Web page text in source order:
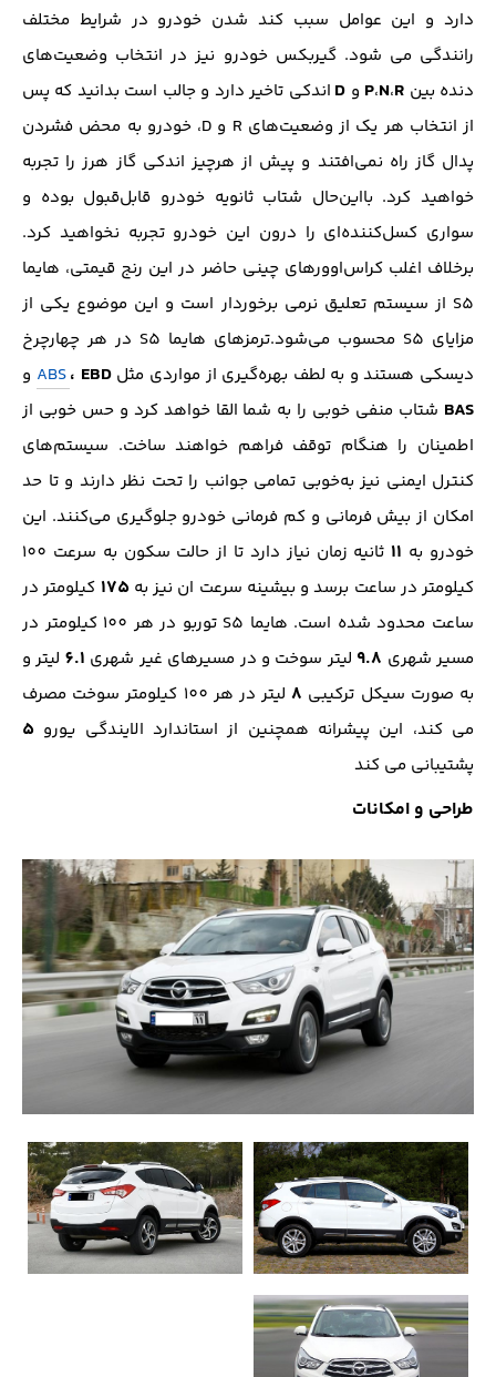
دارد و این عوامل سبب کند شدن خودرو در شرایط مختلف
رانندگی می شود. گیربکس خودرو نیز در انتخاب وضعیت‌های
دنده بین
P،N،R و D اندکی تاخیر دارد و جالب است بدانید که پس
از انتخاب هر یک از وضعیت‌های R و D، خودرو به محض فشردن
پدال گاز راه نمی‌افتند و پیش از هرچیز اندکی گاز هرز را تجربه
خواهید کرد. بااین‌حال شتاب ثانویه خودرو قابل‌قبول بوده و
سواری کسل‌کننده‌ای را درون این خودرو تجربه نخواهید کرد.
برخلاف اغلب کراس‌اوورهای چینی حاضر در این رنج قیمتی، هایما
S5 از سیستم تعلیق نرمی برخوردار است و این موضوع یکی از
مزایای S5 محسوب می‌شود.ترمزهای هایما S5 در هر چهارچرخ
دیسکی هستند و به لطف بهره‌گیری از مواردی مثل
ABS، EBD و
BAS شتاب منفی خوبی را به شما القا خواهد کرد و حس خوبی از
اطمینان را هنگام توقف فراهم خواهند ساخت. سیستم‌های
کنترل ایمنی نیز به‌خوبی تمامی جوانب را تحت نظر دارند و تا حد
امکان از بیش فرمانی و کم فرمانی خودرو جلوگیری می‌کنند. این
خودرو به 11
ثانیه زمان نیاز دارد تا از حالت سکون به سرعت 100
کیلومتر در ساعت برسد و بیشینه سرعت ان نیز به175 کیلومتر در
ساعت محدود شده است. هایما S5 توربو در هر 100 کیلومتر در
مسیر شهری 9.8 لیتر سوخت و در مسیرهای غیر شهری 6.1 لیتر و
به صورت سیکل ترکیبی 8
لیتر در هر 100 کیلومتر سوخت مصرف
می کند، این پیشرانه همچنین از استاندارد الایندگی یورو 5
پشتیبانی می کند
طراحی و امکانات